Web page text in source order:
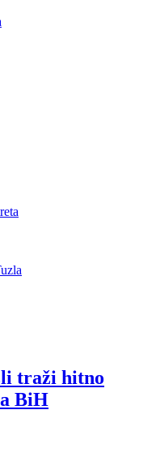
traži hitno
BiH